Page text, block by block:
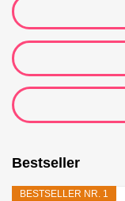
Bestseller
BESTSELLER NR. 1